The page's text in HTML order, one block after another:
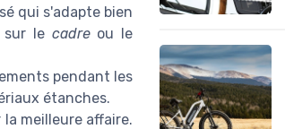
qui s'adapte bien
le cadreou le
pendant les
étanches.
meilleure affaire.